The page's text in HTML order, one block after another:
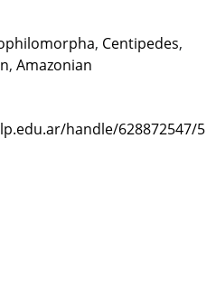
, Centipedes,
, Amazonian
handle/628872547/5